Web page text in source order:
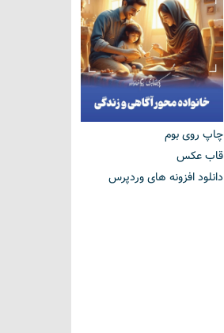
چاپ روی بوم
قاب عکس
دانلود افزونه های وردپرس